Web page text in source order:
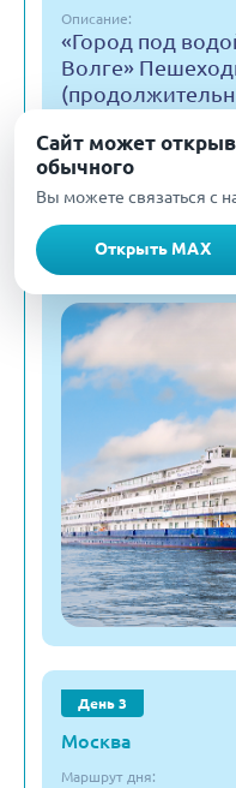
Описание:
«Город под
Волге»
выбор)…
Маршрут дня:
Калязин - Дубна
Подробнее
День 3
Москва
Маршрут дня:
Сайт может
обычного
Вы можете связаться с
Открыть MAX